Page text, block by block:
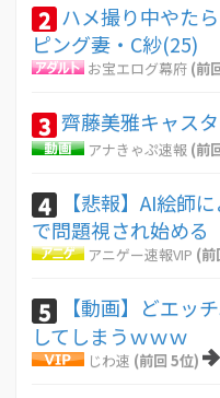
2 ハメ撮り中やた
ピング妻・C紗(25)
お宝エログ幕府 (前
3 齊藤美雅キャス
アナきゃぷ速報 (前
4
【悲報】AI絵師
で問題視され始める
アニゲー速報VIP (前
5
【動画】どエッ
してしまうｗｗｗ
じわ速 (前回 5位)